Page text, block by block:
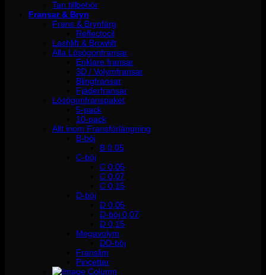
Tan tillbehör
Fransar & Bryn
Frans & Brynfärg
Reflectocil
Lashlift & Browlift
Alla Lösögonfransar
Enklare fransar
3D / Volymfransar
Blingfransar
Fjäderfransar
Lösögonfranspaket
5-pack
10-pack
Allt inom Fransförlängning
B-böj
B 0.05
C-böj
C 0,05
C 0,07
C 0,15
D-böj
D 0,05
D-böj 0,07
D 0,15
Megavolym
DD-böj
Franslim
Pincetter